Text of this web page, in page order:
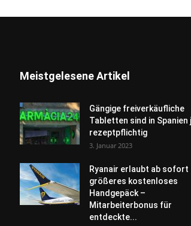
Meistgelesene Artikel
Gängige freiverkäufliche
Tabletten sind in Spanien
rezeptpflichtig
3. Januar 2023
Ryanair erlaubt ab sofort
größeres kostenloses
Handgepäck –
Mitarbeiterbonus für
entdeckte...